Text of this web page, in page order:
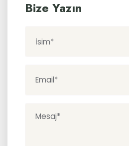
Bize Yazın